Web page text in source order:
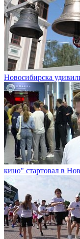
Новосибирска
кино" стартовал в